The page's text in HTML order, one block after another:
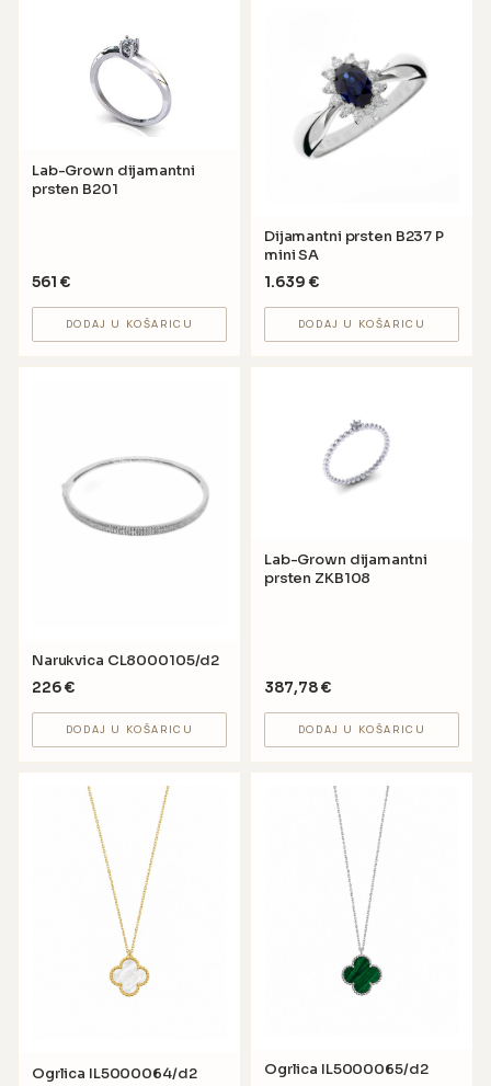
Lab-Grown dijamantni
prsten B201
561 €
DODAJ U KOŠARICU
Dijamantni prsten B237 P
mini SA
1.639 €
DODAJ U KOŠARICU
Narukvica CL8000105/d2
226€
DODAJ U KOŠARICU
Lab-Grown dijamantni
prsten ZKB108
387,78€
DODAJ U KOŠARICU
Ogrlica IL5000064/d2
Ogrlica IL5000065/d2